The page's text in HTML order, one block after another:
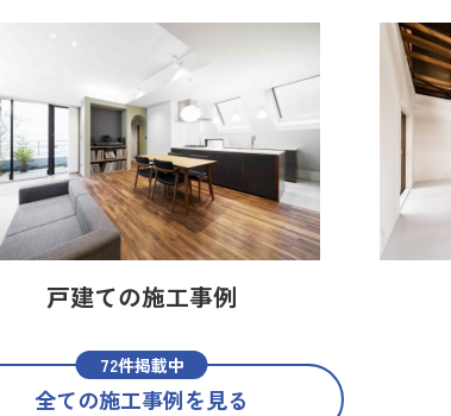
戸建ての施工事例
全ての施工事例を見る
72件掲載中